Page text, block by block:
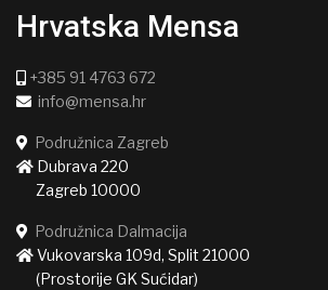
Hrvatska Mensa
+385 91 4763 672
info@mensa.hr
Podružnica Zagreb
Dubrava 220
Zagreb 10000
Podružnica Dalmacija
Vukovarska 109d, Split 21000
(Prostorije GK Sućidar)